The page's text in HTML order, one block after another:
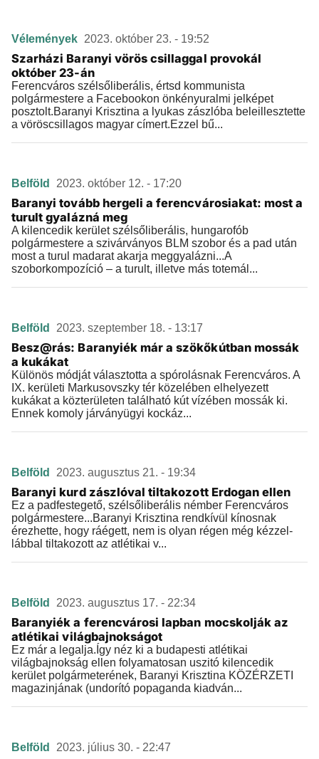
Vélemények 2023. október 23. - 19:52
Szarházi Baranyi vörös csillaggal provokál
október 23-án
Ferencváros szélsőliberális, értsd kommunista
polgármestere a Facebookon önkényuralmi jelképet
posztolt.Baranyi Krisztina a lyukas zászlóba beleillesztette
a vöröscsillagos magyar címert.Ezzel bű...
Belföld 2023. október 12. - 17:20
Baranyi tovább hergeli a ferencvárosiakat: most a
turult gyalázná meg
A kilencedik kerület szélsőliberális, hungarofób
polgármestere a szivárványos BLM szobor és a pad után
most a turul madarat akarja meggyalázni...A
szoborkompozíció – a turult, illetve más totemál...
Belföld 2023. szeptember 18. - 13:17
Besz@rás: Baranyiék már a szökőkútban mossák
a kukákat
Különös módját választotta a spórolásnak Ferencváros. A
IX. kerületi Markusovszky tér közelében elhelyezett
kukákat a közterületen található kút vízében mossák ki.
Ennek komoly járványügyi kockáz...
Belföld 2023. augusztus 21. - 19:34
Baranyi kurd zászlóval tiltakozott Erdogan ellen
Ez a padfestegető, szélsőliberális némber Ferencváros
polgármestere...Baranyi Krisztina rendkívül kínosnak
érezhette, hogy ráégett, nem is olyan régen még kézzel-
lábbal tiltakozott az atlétikai v...
Belföld 2023. augusztus 17. - 22:34
Baranyiék a ferencvárosi lapban mocskolják az
atlétikai világbajnokságot
Ez már a legalja.Így néz ki a budapesti atlétikai
világbajnokság ellen folyamatosan uszitó kilencedik
kerület polgármeterének, Baranyi Krisztina KÖZÉRZETI
magazinjának (undorító popaganda kiadván...
Belföld 2023. július 30. - 22:47